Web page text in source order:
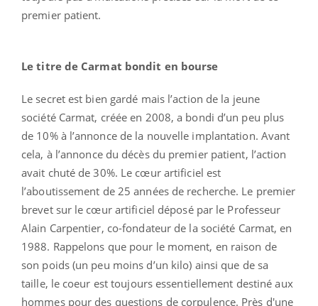
premier patient.
Le titre de Carmat bondit en bourse
Le secret est bien gardé mais l’action de la jeune
société Carmat, créée en 2008, a bondi d’un peu plus
de 10% à l’annonce de la nouvelle implantation. Avant
cela, à l’annonce du décès du premier patient, l’action
avait chuté de 30%. Le cœur artificiel est
l’aboutissement de 25 années de recherche. Le premier
brevet sur le cœur artificiel déposé par le Professeur
Alain Carpentier, co-fondateur de la société Carmat, en
1988. Rappelons que pour le moment, en raison de
son poids (un peu moins d’un kilo) ainsi que de sa
taille, le coeur est toujours essentiellement destiné aux
hommes pour des questions de corpulence. Près d'une